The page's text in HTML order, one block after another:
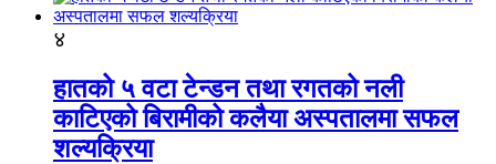
४
हातको ५ वटा टेन्डन तथा रगतको नली
काटिएको बिरामीको कलैया अस्पतालमा सफल
शल्यक्रिया